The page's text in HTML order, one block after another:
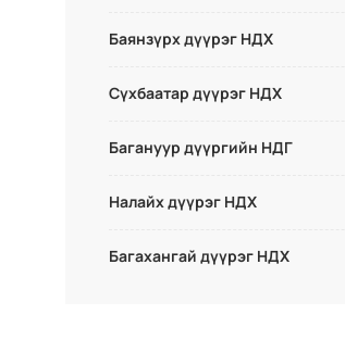
Баянзүрх дүүрэг НДХ
Сүхбаатар дүүрэг НДХ
Багануур дүүргийн НДГ
Налайх дүүрэг НДХ
Багахангай дүүрэг НДХ